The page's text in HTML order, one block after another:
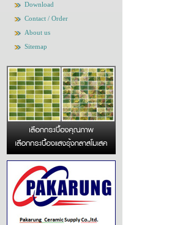
Download
Contact / Order
About us
Sitemap